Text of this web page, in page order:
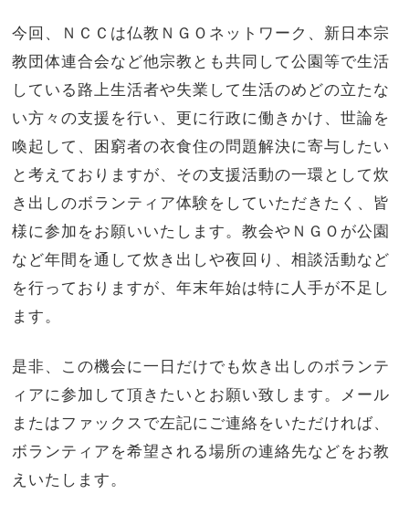
今回、ＮＣＣは仏教ＮＧＯネットワーク、新日本宗
教団体連合会など他宗教とも共同して公園等で生活
している路上生活者や失業して生活のめどの立たな
い方々の支援を行い、更に行政に働きかけ、世論を
喚起して、困窮者の衣食住の問題解決に寄与したい
と考えておりますが、その支援活動の一環として炊
き出しのボランティア体験をしていただきたく、皆
様に参加をお願いいたします。教会やＮＧＯが公園
など年間を通して炊き出しや夜回り、相談活動など
を行っておりますが、年末年始は特に人手が不足し
ます。
是非、この機会に一日だけでも炊き出しのボランテ
ィアに参加して頂きたいとお願い致します。メール
またはファックスで左記にご連絡をいただければ、
ボランティアを希望される場所の連絡先などをお教
えいたします。